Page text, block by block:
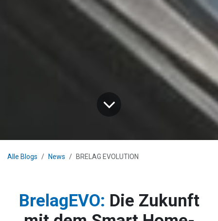
Alle Blogs News BRELAG EVOLUTION
BrelagEVO: Die Zukunft